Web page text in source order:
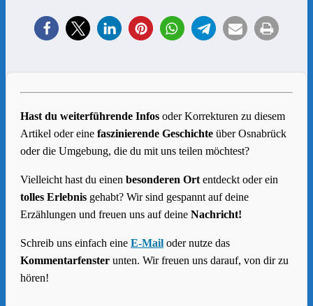
1
Hast du weiterführende Infos oder Korrekturen zu diesem
Artikel oder eine faszinierende Geschichte über Osnabrück
oder die Umgebung, die du mit uns teilen möchtest?
Vielleicht hast du einen besonderen Ort entdeckt oder ein
tolles Erlebnis gehabt? Wir sind gespannt auf deine
Erzählungen und freuen uns auf deine Nachricht!
Schreib uns einfach eine E-Mail oder nutze das
Kommentarfenster unten. Wir freuen uns darauf, von dir zu
hören!